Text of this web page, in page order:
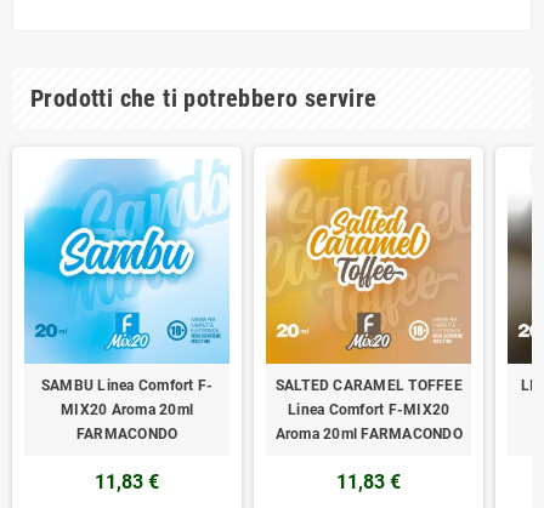
Prodotti che ti potrebbero servire
SAMBU Linea Comfort F-
MIX20 Aroma 20ml
FARMACONDO
11,83 €
SALTED CARAMEL TOFFEE
Linea Comfort F-MIX20
Aroma 20ml FARMACONDO
11,83 €